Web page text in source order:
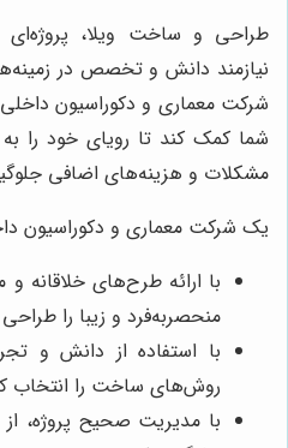
طراحی و ساخت ویلا،
نیازمند دانش و تخصص در
شرکت معماری و دکوراسیون
شما کمک کند تا رویای خود را به
مشکلات و هزینه‌های اضافی
یک شرکت معماری و دکوراسیون
با ارائه طرح‌های خلاقانه
منحصربه‌فرد و زیبا را
با استفاده از دانش و
روش‌های ساخت را انتخاب
با مدیریت صحیح پروژه، از